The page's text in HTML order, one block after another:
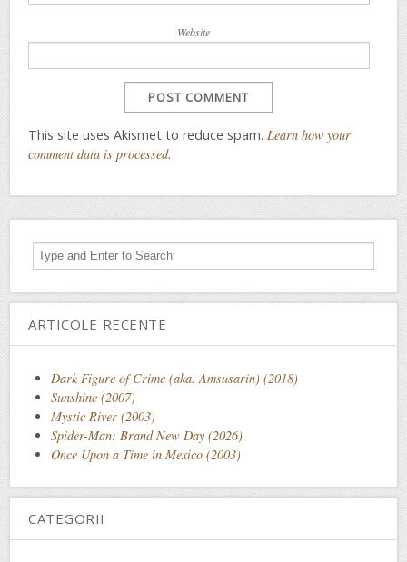
Website
This site uses Akismet to reduce spam. Learn how your
comment data is processed.
ARTICOLE RECENTE
Dark Figure of Crime (aka. Amsusarin) (2018)
Sunshine (2007)
Mystic River (2003)
Spider-Man: Brand New Day (2026)
Once Upon a Time in Mexico (2003)
CATEGORII